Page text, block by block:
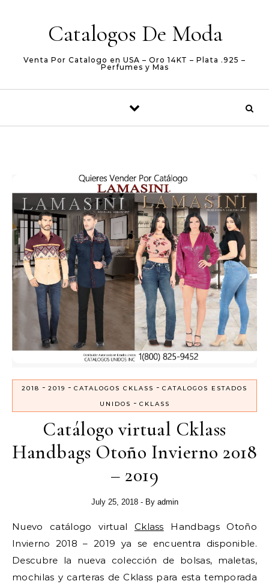
Catalogos De Moda
Venta Por Catalogo en USA – Oro 14KT – Plata .925 –
Perfumes y Mas
2018 - 2019 - CATALOGOS CKLASS - CATALOGOS ESTADOS
UNIDOS - CKLASS
Catálogo virtual Cklass
Handbags Otoño Invierno 2018
– 2019
July 25, 2018 - By admin
Nuevo catálogo virtual Cklass Handbags Otoño
Invierno 2018 – 2019 ya se encuentra disponible.
Descubre la nueva colección de bolsas, maletas,
mochilas y carteras de Cklass para esta temporada